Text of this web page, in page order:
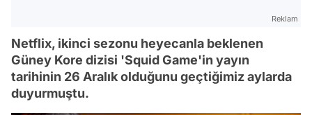
Reklam
Netflix, ikinci sezonu heyecanla beklenen
Güney Kore dizisi 'Squid Game'in yayın
tarihinin 26 Aralık olduğunu geçtiğimiz aylarda
duyurmuştu.